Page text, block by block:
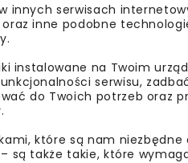
europejskim. Według
w Unii Europejskiej
wykorzystanie mocy
podaży
wzrosnąć do 721 mln ton
innych serwisach
inne podobne
instalowane na Twoim
serwisu,
do Twoich potrzeb oraz
które są nam niezbędne
są także takie, które